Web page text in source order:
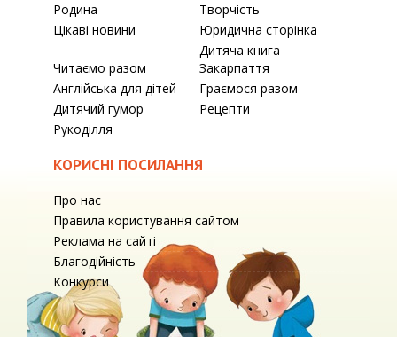
Родина
Творчість
Цікаві новини
Юридична сторінка
Читаємо разом
Дитяча книга
Закарпаття
Англійська для дітей
Граємося разом
Дитячий гумор
Рецепти
Рукоділля
КОРИСНІ ПОСИЛАННЯ
Про нас
Правила користування сайтом
Реклама на сайті
Благодійність
Конкурси